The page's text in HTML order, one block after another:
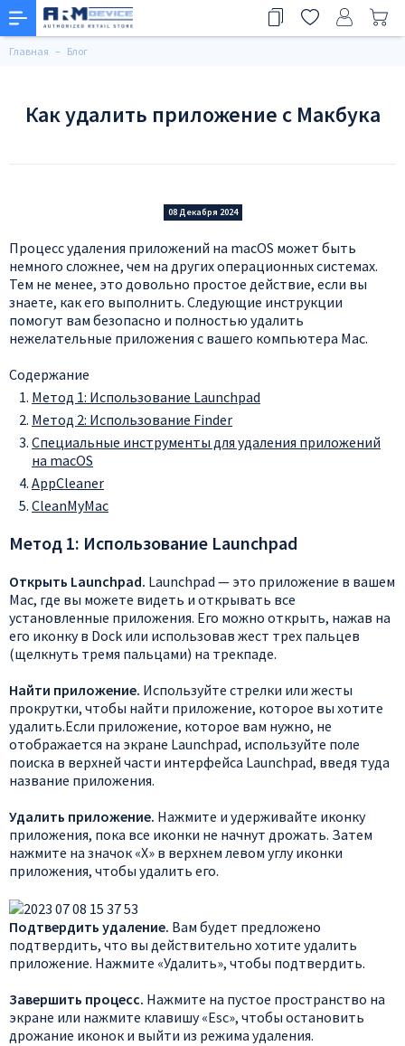
Главная Блог
Как удалить приложение с Макбука
08 Декабря 2024
Процесс удаления приложений на macOS может быть
немного сложнее, чем на других операционных системах.
Тем не менее, это довольно простое действие, если вы
знаете, как его выполнить. Следующие инструкции
помогут вам безопасно и полностью удалить
нежелательные приложения с вашего компьютера Mac.
Содержание
Метод 1: Использование Launchpad
Метод 2: Использование Finder
Специальные инструменты для удаления приложений
на macOS
AppCleaner
CleanMyMac
Метод 1: Использование Launchpad
Открыть Launchpad. Launchpad — это приложение в вашем
Mac, где вы можете видеть и открывать все
установленные приложения. Его можно открыть, нажав на
его иконку в Dock или использовав жест трех пальцев
(щелкнуть тремя пальцами) на трекпаде.
Найти приложение. Используйте стрелки или жесты
прокрутки, чтобы найти приложение, которое вы хотите
удалить.Если приложение, которое вам нужно, не
отображается на экране Launchpad, используйте поле
поиска в верхней части интерфейса Launchpad, введя туда
название приложения.
Удалить приложение. Нажмите и удерживайте иконку
приложения, пока все иконки не начнут дрожать. Затем
нажмите на значок «X» в верхнем левом углу иконки
приложения, чтобы удалить его.
Подтвердить удаление. Вам будет предложено
подтвердить, что вы действительно хотите удалить
приложение. Нажмите «Удалить», чтобы подтвердить.
Завершить процесс. Нажмите на пустое пространство на
экране или нажмите клавишу «Esc», чтобы остановить
дрожание иконок и выйти из режима удаления.